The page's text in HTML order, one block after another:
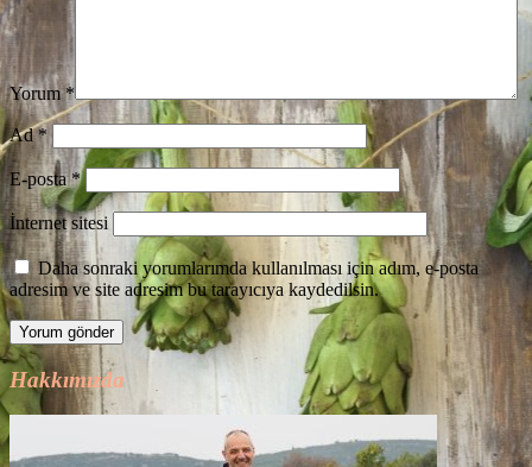
Yorum*
Ad*
E-posta*
İnternet sitesi
Daha sonraki yorumlarımda kullanılması için adım, e-posta
adresim ve site adresim bu tarayıcıya kaydedilsin.
Hakkımızda